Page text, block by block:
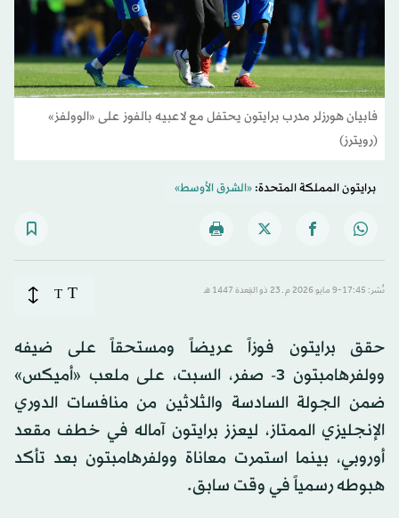
فابيان هورزلر مدرب برايتون يحتفل مع لاعبيه بالفوز على «الوولفز»
(رويترز)
برايتون المملكة المتحدة:«الشرق الأوسط»
نُشر: 17:45-9 مايو 2026 م ـ 23 ذو القِعدة 1447 هـ T
T
حقق برايتون فوزاً عريضاً ومستحقاً على ضيفه
وولفرهامبتون 3- صفر، السبت، على ملعب «أميكس»
ضمن الجولة السادسة والثلاثين من منافسات الدوري
الإنجليزي الممتاز، ليعزز برايتون آماله في خطف مقعد
أوروبي، بينما استمرت معاناة وولفرهامبتون بعد تأكد
هبوطه رسمياً في وقت سابق.